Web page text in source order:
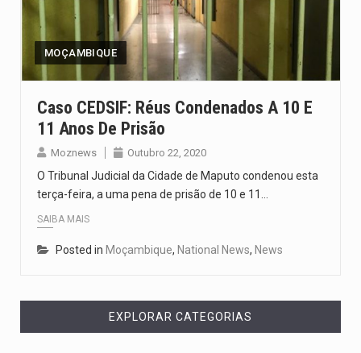
MOÇAMBIQUE
Caso CEDSIF: Réus Condenados A 10 E
11 Anos De Prisão
Moznews Outubro 22, 2020
O Tribunal Judicial da Cidade de Maputo condenou esta
terça-feira, a uma pena de prisão de 10 e 11…
SAIBA MAIS
Posted in Moçambique, National News, News
EXPLORAR CATEGORIAS